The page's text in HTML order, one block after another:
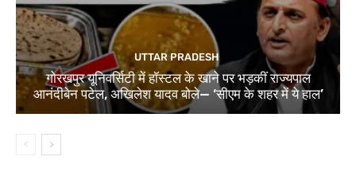
UTTAR PRADESH
गोरखपुर यूनिवर्सिटी में हॉस्टल के खाने पर भड़कीं राज्यपाल
आनंदीबेन पटेल, अखिलेश यादव बोले— ‘सीएम के शहर में ये हाल’